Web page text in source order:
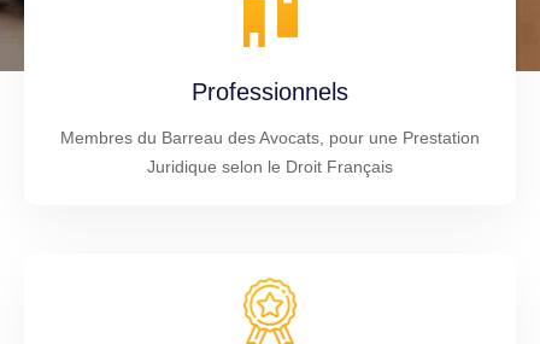
Professionnels
Membres du Barreau des Avocats, pour une Prestation
Juridique selon le Droit Français